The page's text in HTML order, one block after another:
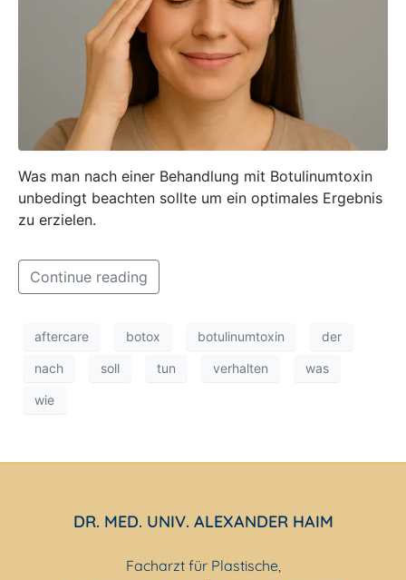
Was man nach einer Behandlung mit Botulinumtoxin
unbedingt beachten sollte um ein optimales Ergebnis
zu erzielen.
Continue reading
aftercare botox botulinumtoxin der
nach soll tun verhalten was
wie
DR. MED. UNIV. ALEXANDER HAIM
Facharzt für Plastische,